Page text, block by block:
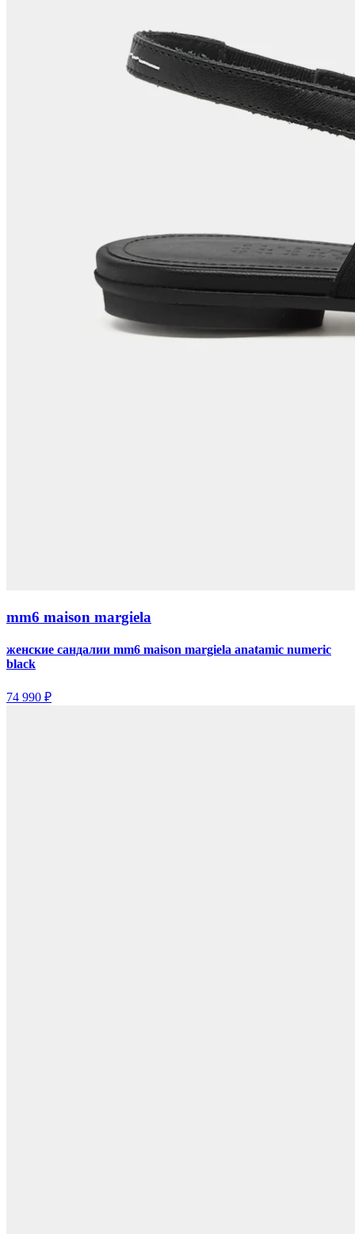
mm6 maison margiela
женские сандалии mm6 maison margiela anatamic numeric
black
74 990 ₽